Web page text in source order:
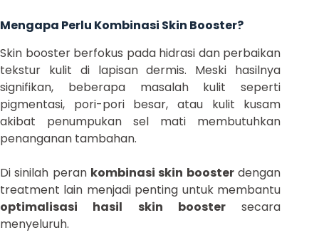
Mengapa Perlu Kombinasi Skin Booster?
Skin booster berfokus pada hidrasi dan perbaikan
tekstur kulit di lapisan dermis. Meski hasilnya
signifikan, beberapa masalah kulit seperti
pigmentasi, pori-pori besar, atau kulit kusam
akibat penumpukan sel mati membutuhkan
penanganan tambahan.
Di sinilah peran kombinasi skin boosterdengan
treatment lain menjadi penting untuk membantu
optimalisasi hasil skin boostersecara
menyeluruh.